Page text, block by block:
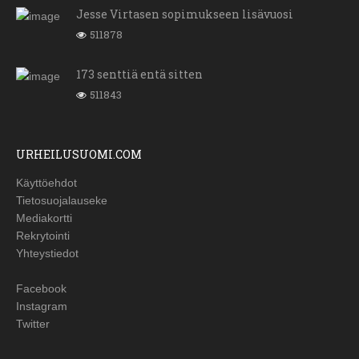
Jesse Virtasen sopimukseen lisävuosi
511878
173 senttiä entä sitten
511843
URHEILUSUOMI.COM
Käyttöehdot
Tietosuojalauseke
Mediakortti
Rekrytointi
Yhteystiedot
Facebook
Instagram
Twitter